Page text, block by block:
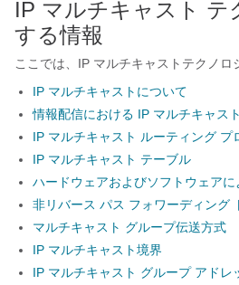
IP マルチキャスト テ
する情報
ここでは、IP マルチキャストテクノロ
IP マルチキャストについて
情報配信における IP マルチキャス
IP マルチキャスト ルーティング プ
IP マルチキャスト テーブル
ハードウェアおよびソフトウェアに
非リバース パス フォワーディング
マルチキャスト グループ伝送方式
IP マルチキャスト境界
IP マルチキャスト グループ アドレ